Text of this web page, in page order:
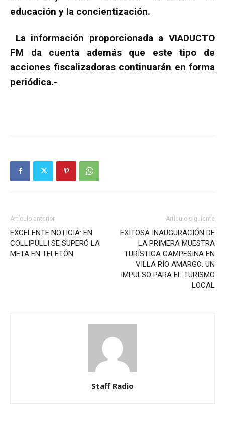
educación y la concientización.
La información proporcionada a VIADUCTO
FM da cuenta además que este tipo de
acciones fiscalizadoras continuarán en forma
periódica.-
Artículo anterior
EXCELENTE NOTICIA: EN
COLLIPULLI SE SUPERÓ LA
META EN TELETÓN
Artículo siguiente
EXITOSA INAUGURACIÓN DE
LA PRIMERA MUESTRA
TURÍSTICA CAMPESINA EN
VILLA RÍO AMARGO: UN
IMPULSO PARA EL TURISMO
LOCAL
Staff Radio